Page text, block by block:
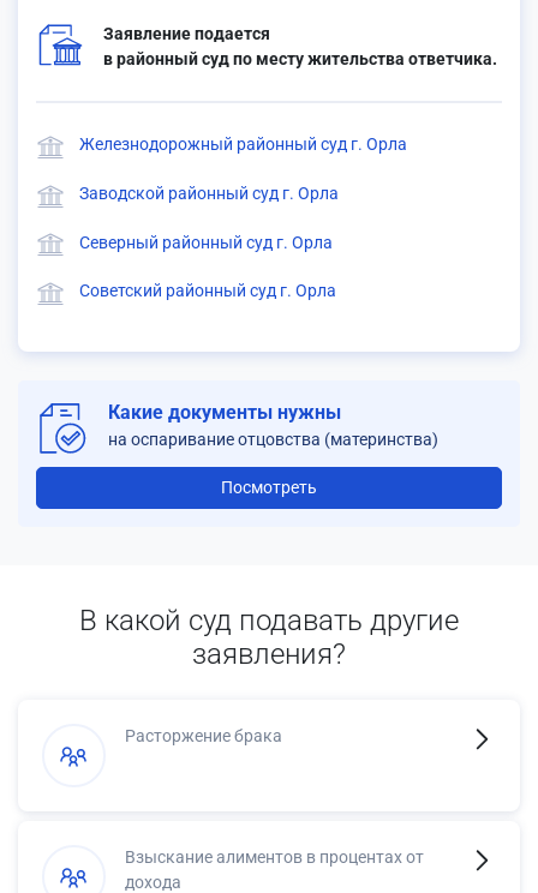
Заявление подается
в районный суд по месту жительства ответчика.
Железнодорожный районный суд г. Орла
Заводской районный суд г. Орла
Северный районный суд г. Орла
Советский районный суд г. Орла
Какие документы нужны
на оспаривание отцовства (материнства)
Посмотреть
В какой суд подавать другие
заявления?
Расторжение брака
Взыскание алиментов в процентах от
дохода